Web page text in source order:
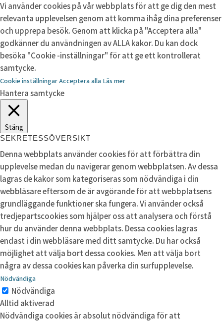
Vi använder cookies på vår webbplats för att ge dig den mest
relevanta upplevelsen genom att komma ihåg dina preferenser
och upprepa besök. Genom att klicka på "Acceptera alla"
godkänner du användningen av ALLA kakor. Du kan dock
besöka "Cookie -inställningar" för att ge ett kontrollerat
samtycke.
Cookie inställningarAcceptera alla Läs mer
Hantera samtycke
Stäng
SEKRETESSÖVERSIKT
Denna webbplats använder cookies för att förbättra din
upplevelse medan du navigerar genom webbplatsen. Av dessa
lagras de kakor som kategoriseras som nödvändiga i din
webbläsare eftersom de är avgörande för att webbplatsens
grundläggande funktioner ska fungera. Vi använder också
tredjepartscookies som hjälper oss att analysera och förstå
hur du använder denna webbplats. Dessa cookies lagras
endast i din webbläsare med ditt samtycke. Du har också
möjlighet att välja bort dessa cookies. Men att välja bort
några av dessa cookies kan påverka din surfupplevelse.
Nödvändiga
Nödvändiga
Alltid aktiverad
Nödvändiga cookies är absolut nödvändiga för att